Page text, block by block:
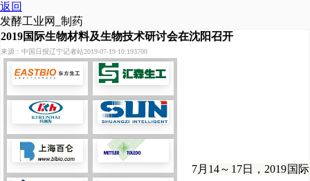
返回
发酵工业网_制药
2019国际生物材料及生物技术研讨会在沈阳召开
来源：中国日报辽宁记者站2019-07-19 10:193700
7月14～17日，2019国际